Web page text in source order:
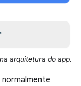
arquitetura do app.